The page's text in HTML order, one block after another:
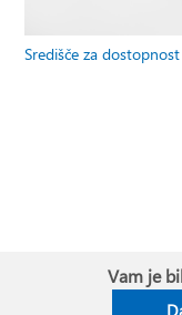
Središče za dostopnost
Vam je